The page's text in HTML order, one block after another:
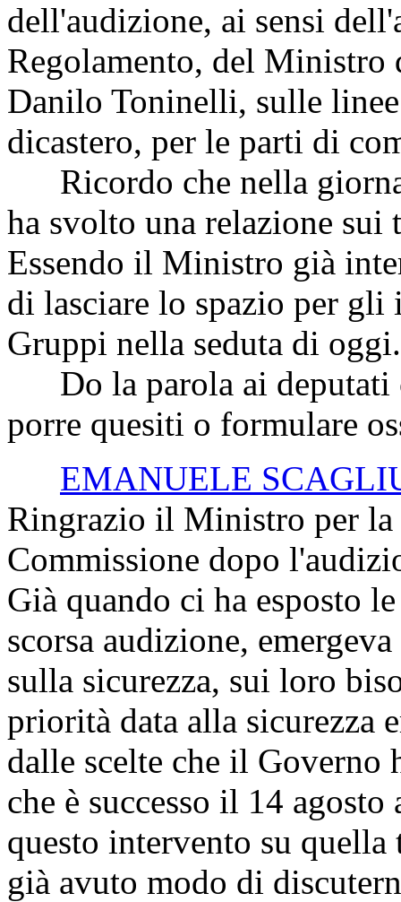
dell'audizione, ai sensi
Regolamento, del Ministro
Danilo Toninelli, sulle
dicastero, per le parti di
Ricordo che nella
ha svolto una relazione sui
Essendo il Ministro già
di lasciare lo spazio per gli
Gruppi nella seduta di oggi.
Do la parola ai deputati
porre quesiti o formulare
EMANUELE
Ringrazio il Ministro per
Commissione dopo
Già quando ci ha esposto
scorsa audizione,
sulla sicurezza, sui loro
priorità data alla sicurezza
dalle scelte che il Governo
che è successo il 14
questo intervento su
già avuto modo di